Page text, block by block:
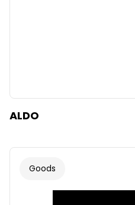
ALDO
Goods